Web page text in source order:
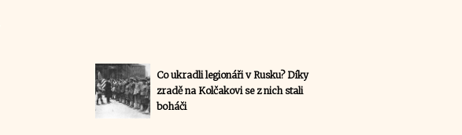
Co ukradli legionáři v Rusku? Díky
zradě na Kolčakovi se z nich stali
boháči